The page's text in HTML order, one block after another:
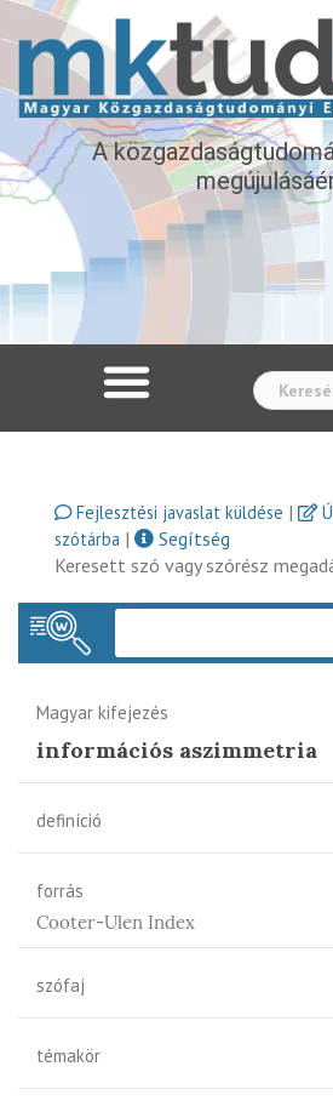
A
Fejlesztési javaslat küldése |
szótárba |
Segítség
Keresett szó vagy szórész
Magyar kifejezés
információs aszimmetria
definíció
forrás
Cooter-Ulen Index
szófaj
témakör